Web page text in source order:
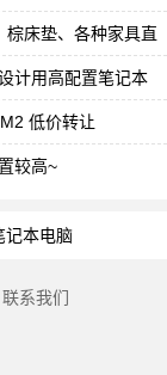
棕床垫、各种家具直
计用高配置笔记本
低价转让
较高~
记本电脑
联系我们